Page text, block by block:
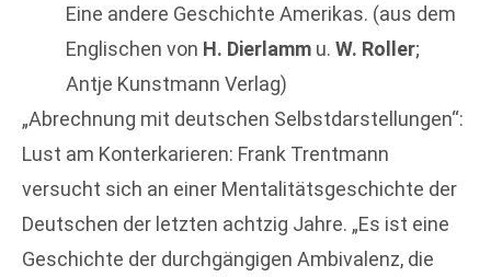
Eine andere Geschichte Amerikas. (aus dem
Englischen von H. Dierlamm u. W. Roller;
Antje Kunstmann Verlag)
„Abrechnung mit deutschen Selbstdarstellungen“:
Lust am Konterkarieren: Frank Trentmann
versucht sich an einer Mentalitätsgeschichte der
Deutschen der letzten achtzig Jahre. „Es ist eine
Geschichte der durchgängigen Ambivalenz, die